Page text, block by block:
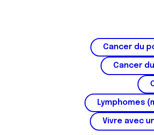
n
t
e
m
n
t
Cancer du
Cancer
Lymphomes
Vivre avec